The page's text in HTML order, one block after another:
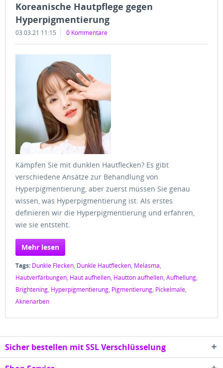
Koreanische Hautpflege gegen
Hyperpigmentierung
03.03.21 11:15 0 Kommentare
Kämpfen Sie mit dunklen Hautflecken? Es gibt
verschiedene Ansätze zur Behandlung von
Hyperpigmentierung, aber zuerst müssen Sie genau
wissen, was Hyperpigmentierung ist. Als erstes
definieren wir die Hyperpigmentierung und erfahren,
wie sie entsteht.
Mehr lesen
Tags: Dunkle Flecken, Dunkle Hautflecken, Melasma,
Hautverfärbungen, Haut aufhellen, Hautton aufhellen, Aufhellung,
Brightening, Hyperpigmentierung, Pigmentierung, Pickelmale,
Aknenarben
Sicher bestellen mit SSL Verschlüsselung